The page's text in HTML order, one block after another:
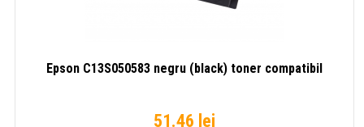
Epson C13S050583 negru (black) toner compatibil
51.46 lei